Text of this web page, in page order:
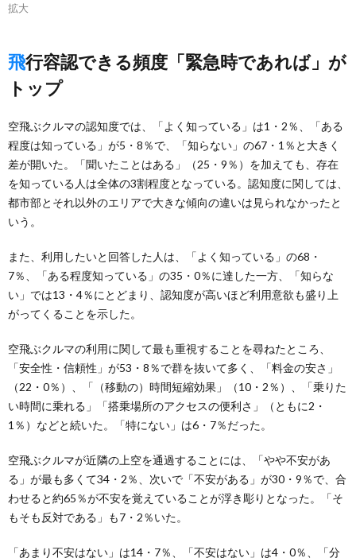
拡大
飛行容認できる頻度「緊急時であれば」が
トップ
空飛ぶクルマの認知度では、「よく知っている」は1・2％、「ある
程度は知っている」が5・8％で、「知らない」の67・1％と大きく
差が開いた。「聞いたことはある」（25・9％）を加えても、存在
を知っている人は全体の3割程度となっている。認知度に関しては、
都市部とそれ以外のエリアで大きな傾向の違いは見られなかったと
いう。
また、利用したいと回答した人は、「よく知っている」の68・
7％、「ある程度知っている」の35・0％に達した一方、「知らな
い」では13・4％にとどまり、認知度が高いほど利用意欲も盛り上
がってくることを示した。
空飛ぶクルマの利用に関して最も重視することを尋ねたところ、
「安全性・信頼性」が53・8％で群を抜いて多く、「料金の安さ」
（22・0％）、「（移動の）時間短縮効果」（10・2％）、「乗りた
い時間に乗れる」「搭乗場所のアクセスの便利さ」（ともに2・
1％）などと続いた。「特にない」は6・7％だった。
空飛ぶクルマが近隣の上空を通過することには、「やや不安があ
る」が最も多くて34・2％、次いで「不安がある」が30・9％で、合
わせると約65％が不安を覚えていることが浮き彫りとなった。「そ
もそも反対である」も7・2％いた。
「あまり不安はない」は14・7％、「不安はない」は4・0％、「分